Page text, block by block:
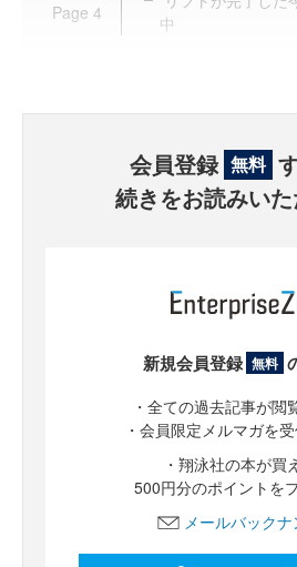
Page 4
中
会員登録 無料
続きをお読みい
新規会員登録 無料
・全ての過去記事が閲
・会員限定メルマガを
・翔泳社の本が買
500円分のポイントを
メールバックナ